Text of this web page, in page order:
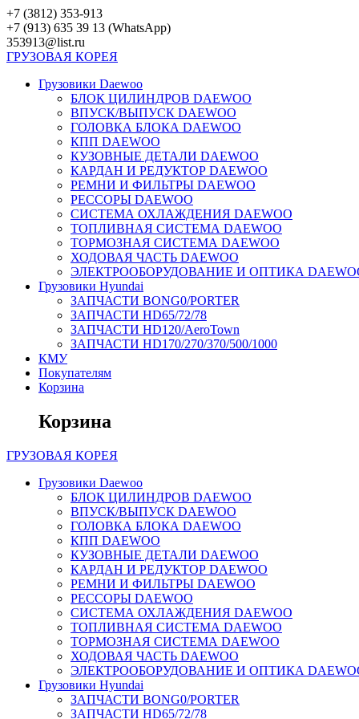
Перейти
к
контенту
+7 (3812) 353-913
+7 (913) 635 39 13 (WhatsApp)
353913@list.ru
ГРУЗОВАЯ КОРЕЯ
Грузовики Daewoo
БЛОК ЦИЛИНДРОВ DAEWOO
ВПУСК/ВЫПУСК DAEWOO
ГОЛОВКА БЛОКА DAEWOO
КПП DAEWOO
КУЗОВНЫЕ ДЕТАЛИ DAEWOO
КАРДАН И РЕДУКТОР DAEWOO
РЕМНИ И ФИЛЬТРЫ DAEWOO
РЕССОРЫ DAEWOO
СИСТЕМА ОХЛАЖДЕНИЯ DAEWOO
ТОПЛИВНАЯ СИСТЕМА DAEWOO
ТОРМОЗНАЯ СИСТЕМА DAEWOO
ХОДОВАЯ ЧАСТЬ DAEWOO
ЭЛЕКТРООБОРУДОВАНИЕ И ОПТИКА
Грузовики Hyundai
ЗАПЧАСТИ BONG0/PORTER
ЗАПЧАСТИ HD65/72/78
ЗАПЧАСТИ HD120/AeroTown
ЗАПЧАСТИ HD170/270/370/500/1000
КМУ
Покупателям
Корзина
Корзина
ГРУЗОВАЯ КОРЕЯ
Грузовики Daewoo
БЛОК ЦИЛИНДРОВ DAEWOO
ВПУСК/ВЫПУСК DAEWOO
ГОЛОВКА БЛОКА DAEWOO
КПП DAEWOO
КУЗОВНЫЕ ДЕТАЛИ DAEWOO
КАРДАН И РЕДУКТОР DAEWOO
РЕМНИ И ФИЛЬТРЫ DAEWOO
РЕССОРЫ DAEWOO
СИСТЕМА ОХЛАЖДЕНИЯ DAEWOO
ТОПЛИВНАЯ СИСТЕМА DAEWOO
ТОРМОЗНАЯ СИСТЕМА DAEWOO
ХОДОВАЯ ЧАСТЬ DAEWOO
ЭЛЕКТРООБОРУДОВАНИЕ И ОПТИКА
Грузовики Hyundai
ЗАПЧАСТИ BONG0/PORTER
ЗАПЧАСТИ HD65/72/78